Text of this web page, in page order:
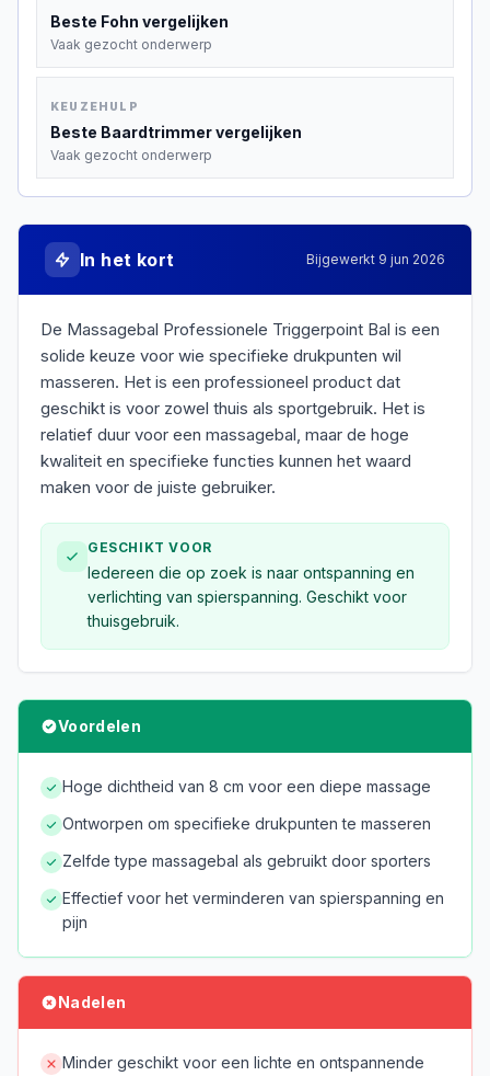
Beste Fohn vergelijken
Vaak gezocht onderwerp
KEUZEHULP
Beste Baardtrimmervergelijken
Vaak gezocht onderwerp
In het kort Bijgewerkt 9 jun 2026
De Massagebal Professionele Triggerpoint Bal is een
solide keuze voor wie specifieke drukpunten wil
masseren. Het is een professioneel product dat
geschikt is voor zowel thuis als sportgebruik. Het is
relatief duur voor een massagebal, maar de hoge
kwaliteit en specifieke functies kunnen het waard
maken voor de juiste gebruiker.
GESCHIKT VOOR
Iedereen die op zoek is naar ontspanning en
verlichting van spierspanning. Geschikt voor
thuisgebruik.
Voordelen
Hoge dichtheid van 8 cm voor een diepe massage
Ontworpen om specifieke drukpunten te masseren
Zelfde type massagebal als gebruikt door sporters
Effectief voor het verminderen van spierspanning en
pijn
Nadelen
Minder geschikt voor een lichte en ontspannende